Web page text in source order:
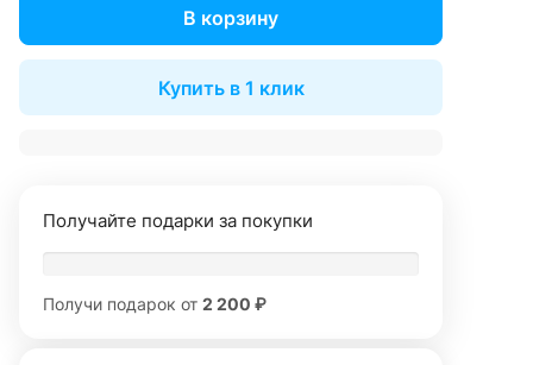
В корзину
Купить в 1 клик
Получайте подарки за покупки
Получи подарок от 2 200 ₽